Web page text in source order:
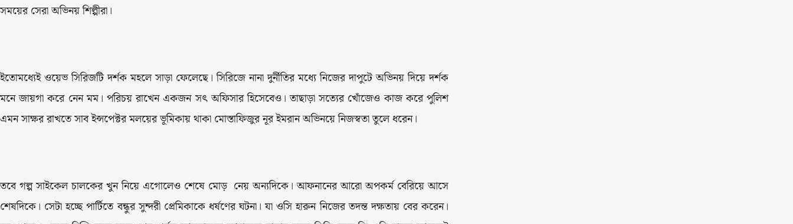
সময়ের সেরা অভিনয় শিল্পীরা।
ইতোমধ্যেই ওয়েভ সিরিজটি দর্শক মহলে সাড়া ফেলেছে। সিরিজে নানা দুর্নীতির মধ্যে নিজের দাপুটে অভিনয় দিয়ে দর্শক
মনে জায়গা করে নেন মম। পরিচয় রাখেন একজন সৎ অফিসার হিসেবেও। তাছাড়া সত্যের খোঁজেও কাজ করে পুলিশ
এমন সাক্ষর রাখতে সাব ইন্সপেক্টর মলয়ের ভূমিকায় থাকা মোস্তাফিজুর নূর ইমরান অভিনয়ে নিজস্বতা তুলে ধরেন।
তবে গল্প সাইকেল চালকের খুন নিয়ে এগোলেও শেষে মোড় নেয় অন্যদিকে। আফনানের আরো অপকর্ম বেরিয়ে আসে
শেষদিকে। সেটা হচ্ছে পার্টিতে বন্ধুর সুন্দরী প্রেমিকাকে ধর্ষণের ঘটনা। যা ওসি হারুন নিজের তদন্ত দক্ষতায় বের করেন।